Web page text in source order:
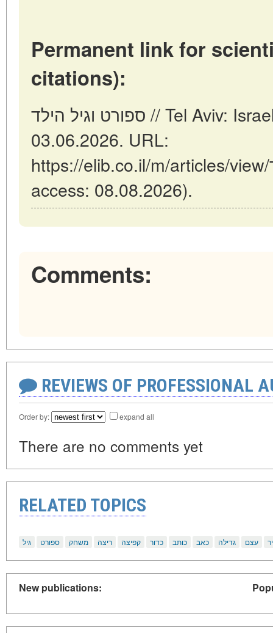
Permanent link for
citations):
ספורט וגיל הילד // Tel Aviv: Israel (ELIB.CO.IL). Updated:
03.06.2026. URL:
https://elib.co.il/m/articles/view/ספורט-וגיל-הילד (date of
access: 08.08.2026).
Comments:
REVIEWS OF PROFESSIONAL
Order by: expand all
There are no comments yet
RELATED TOPICS
גיל ספורט משחק ריצה קפיצה כדור כותב כאב גדילה עצם
New publications: